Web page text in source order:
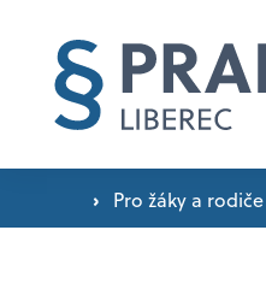
› Pro žáky a rodiče